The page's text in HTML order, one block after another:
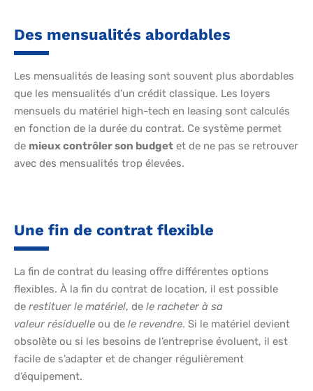
Des mensualités abordables
Les mensualités de leasing sont souvent plus abordables
que les mensualités d’un crédit classique. Les loyers
mensuels du matériel high-tech en leasing sont calculés
en fonction de la durée du contrat. Ce système permet
de mieux contrôler son budget et de ne pas se retrouver
avec des mensualités trop élevées.
Une fin de contrat flexible
La fin de contrat du leasing offre différentes options
flexibles. À la fin du contrat de location, il est possible
de restituer le matériel, de le racheter à sa
valeur résiduelle ou de le revendre. Si le matériel devient
obsolète ou si les besoins de l’entreprise évoluent, il est
facile de s’adapter et de changer régulièrement
d’équipement.